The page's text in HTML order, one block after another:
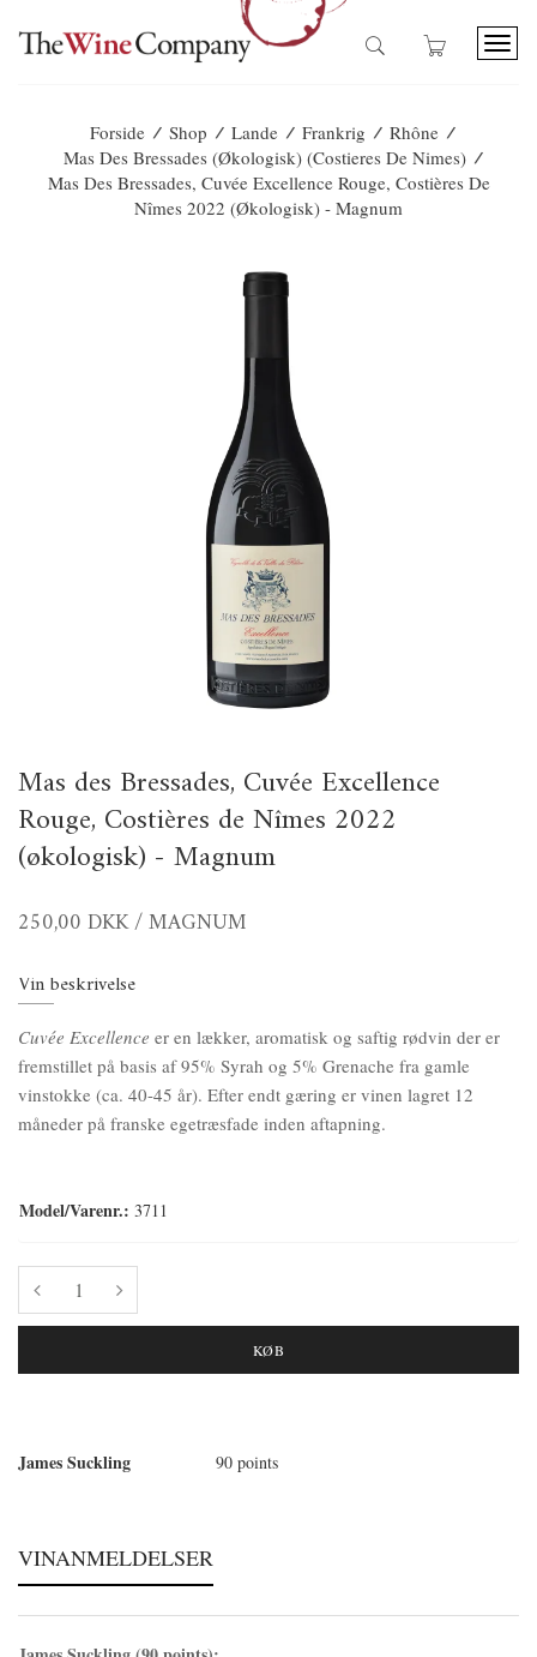
T
Forside / Shop / Lande / Frankrig / Rhône /
Mas Des Bressades (Økologisk) (Costieres De Nimes) /
Mas Des Bressades, Cuvée Excellence Rouge, Costières De
Nîmes 2022 (økologisk) - Magnum
Mas des Bressades, Cuvée Excellence
Rouge, Costières de Nîmes 2022
(økologisk) - Magnum
250,00 DKK/ MAGNUM
Vin beskrivelse
Cuvée Excellence er en lækker, aromatisk og saftig rødvin der er
fremstillet på basis af 95% Syrah og 5% Grenache fra gamle
vinstokke (ca. 40-45 år). Efter endt gæring er vinen lagret 12
måneder på franske egetræsfade inden aftapning.
Model/Varenr.: 3711
KØB
James Suckling 90 points
VINANMELDELSER